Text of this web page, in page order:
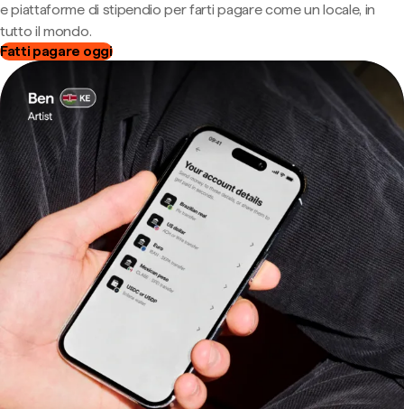
e piattaforme di stipendio per farti pagare come un locale, in
tutto il mondo.
Fatti pagare oggi